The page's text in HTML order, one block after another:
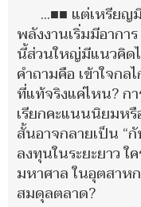
...■■ แต่เหรียญ
พลังงานเริ่มมีอากา
นี้ส่วนใหญ่มีแนวคิด
คำถามคือ เข้าใจก
ที่แท้จริงแค่ไหน? ก
เรียกคะแนนนิยมห
สั้นอาจกลายเป็น “
ลงทุนในระยะยาว ใ
มหาศาล ในอุตสาห
สมดุลตลาด?